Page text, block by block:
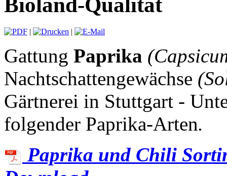
Bioland-Qualität
| |
Gattung Paprika
Nachtschattengewächse
Gärtnerei in Stuttgart -
folgender Paprika-Arten.
Paprika und Chili